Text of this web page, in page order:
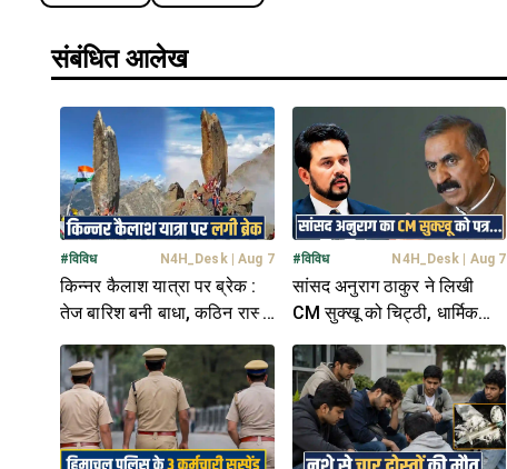
संबंधित आलेख
#विविध N4H_Desk| Aug 7
किन्नर कैलाश यात्रा पर ब्रेक :
तेज बारिश बनी बाधा, कठिन रास्तों
में फंसे कई शिव भक्त
#विविध N4H_Desk Aug 7
सांसद अनुराग ठाकुर ने लिखी
CM सुक्खू को चिट्ठी, धार्मिक
मामले पर जताई चिंता- जानें